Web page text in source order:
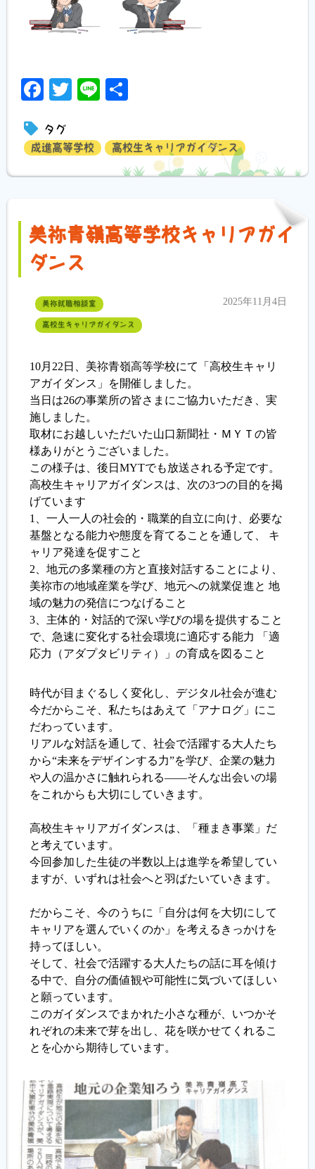
Facebook
Twitter
Line
タグ
成進高等学校 高校生キャリアガイダンス
美祢青嶺高等学校キャリアガイ
ダンス
美祢就職相談室
高校生キャリアガイダンス
2025年11月4日
10月22日、美祢青嶺高等学校にて「高校生キャリ
アガイダンス」を開催しました。
当日は26の事業所の皆さまにご協力いただき、実
施しました。
取材にお越しいただいた山口新聞社・ＭＹＴの皆
様ありがとうございました。
この様子は、後日MYTでも放送される予定です。
高校生キャリアガイダンスは、次の3つの目的を掲
げています
1、一人一人の社会的・職業的自立に向け、必要な
基盤となる能力や態度を育てることを通して、 キ
ャリア発達を促すこと
2、地元の多業種の方と直接対話することにより、
美祢市の地域産業を学び、地元への就業促進と 地
域の魅力の発信につなげること
3、主体的・対話的で深い学びの場を提供すること
で、急速に変化する社会環境に適応する能力 「適
応力（アダプタビリティ）」の育成を図ること
時代が目まぐるしく変化し、デジタル社会が進む
今だからこそ、私たちはあえて「アナログ」にこ
だわっています。
リアルな対話を通して、社会で活躍する大人たち
から“未来をデザインする力”を学び、企業の魅力
や人の温かさに触れられる――そんな出会いの場
をこれからも大切にしていきます。
高校生キャリアガイダンスは、「種まき事業」だ
と考えています。
今回参加した生徒の半数以上は進学を希望してい
ますが、いずれは社会へと羽ばたいていきます。
だからこそ、今のうちに「自分は何を大切にして
キャリアを選んでいくのか」を考えるきっかけを
持ってほしい。
そして、社会で活躍する大人たちの話に耳を傾け
る中で、自分の価値観や可能性に気づいてほしい
と願っています。
このガイダンスでまかれた小さな種が、いつかそ
れぞれの未来で芽を出し、花を咲かせてくれるこ
とを心から期待しています。